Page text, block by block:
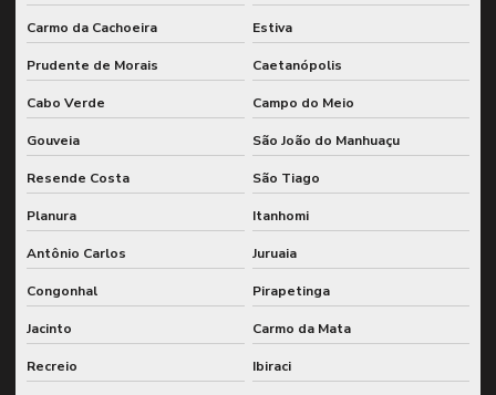
Carmo da Cachoeira Estiva
Prudente de Morais Caetanópolis
Cabo Verde Campo do Meio
Gouveia São João do Manhuaçu
Resende Costa São Tiago
Planura Itanhomi
Antônio Carlos Juruaia
Congonhal Pirapetinga
Jacinto Carmo da Mata
Recreio Ibiraci